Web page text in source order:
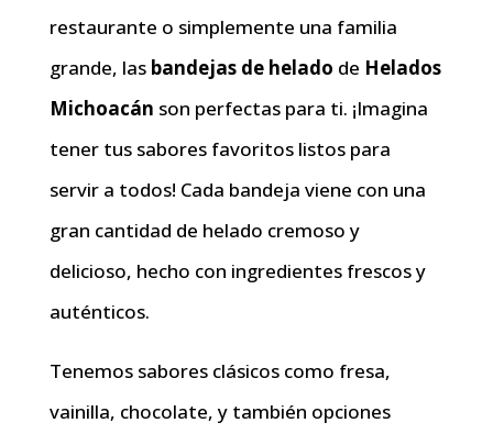
restaurante o simplemente una familia
grande, las bandejas de helado de Helados
Michoacán son perfectas para ti. ¡Imagina
tener tus sabores favoritos listos para
servir a todos! Cada bandeja viene con una
gran cantidad de helado cremoso y
delicioso, hecho con ingredientes frescos y
auténticos.
Tenemos sabores clásicos como fresa,
vainilla, chocolate, y también opciones